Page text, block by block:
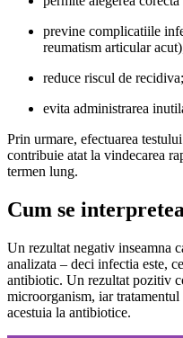
previne complicatiile
reumatism articular
reduce riscul de recidiva;
evita administrarea
Prin urmare, efectuarea
contribuie atat la vindecarea
termen lung.
Cum se
Un rezultat negativ inseamna
analizata – deci infectia este,
antibiotic. Un rezultat pozitiv
microorganism, iar
acestuia la antibiotice.